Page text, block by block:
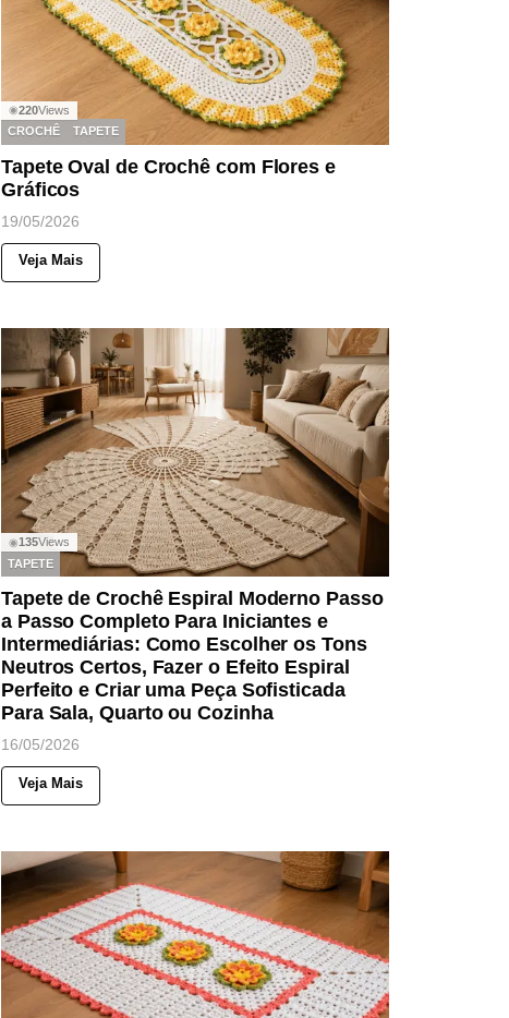
◉220Views
CROCHÊ
TAPETE
Tapete Oval de Crochê com Flores e
Gráficos
19/05/2026
Veja Mais
◉135Views
TAPETE
Tapete de Crochê Espiral Moderno Passo
a Passo Completo Para Iniciantes e
Intermediárias: Como Escolher os Tons
Neutros Certos, Fazer o Efeito Espiral
Perfeito e Criar uma Peça Sofisticada
Para Sala, Quarto ou Cozinha
16/05/2026
Veja Mais